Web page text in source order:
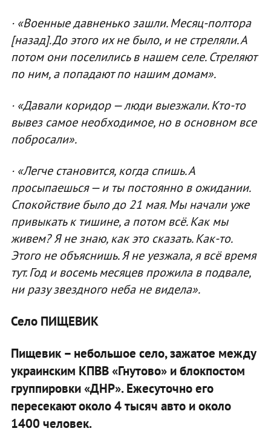
· «Военные давненько зашли. Месяц-полтора
[назад]. До этого их не было, и не стреляли. А
потом они поселились в нашем селе. Стреляют
по ним, а попадают по нашим домам».
· «Давали коридор — люди выезжали. Кто-то
вывез самое необходимое, но в основном все
побросали».
· «Легче становится, когда спишь. А
просыпаешься — и ты постоянно в ожидании.
Спокойствие было до 21 мая. Мы начали уже
привыкать к тишине, а потом всё. Как мы
живем? Я не знаю, как это сказать. Как-то.
Этого не объяснишь. Я не уезжала, я всё время
тут. Год и восемь месяцев прожила в подвале,
ни разу звездного неба не видела».
Село ПИЩЕВИК
Пищевик – небольшое село, зажатое между
украинским КПВВ «Гнутово» и блокпостом
группировки «ДНР». Ежесуточно его
пересекают около 4 тысяч авто и около
1400 человек.